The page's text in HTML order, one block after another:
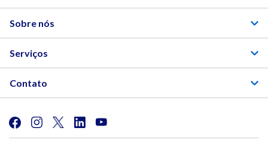
Sobre nós
Serviços
Contato